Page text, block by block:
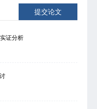
提交论文
证分析